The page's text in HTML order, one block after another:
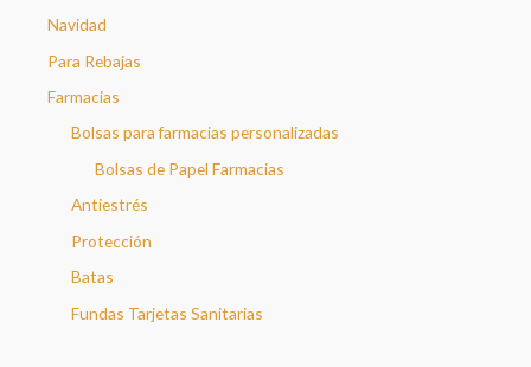
Navidad
Para Rebajas
Farmacias
Bolsas para farmacias personalizadas
Bolsas de Papel Farmacias
Antiestrés
Protección
Batas
Fundas Tarjetas Sanitarias